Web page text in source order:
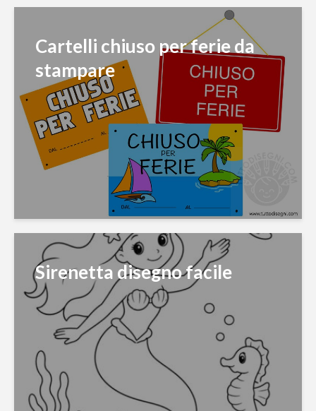
Cartelli chiuso per ferie da
stampare
Sirenetta disegno facile